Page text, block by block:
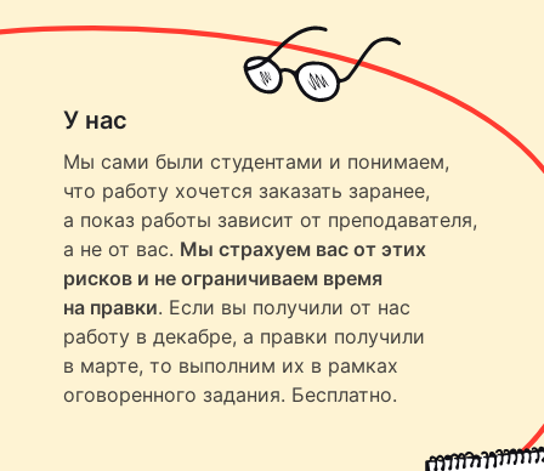
У нас
Мы сами были студентами и понимаем,
что работу хочется заказать заранее,
а показ работы зависит от преподавателя,
а не от вас. Мы страхуем вас от этих
рисков и не ограничиваем время
на правки. Если вы получили от нас
работу в декабре, а правки получили
в марте, то выполним их в рамках
оговоренного задания. Бесплатно.